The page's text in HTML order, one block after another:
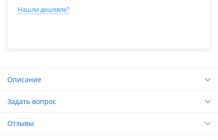
Нашли дешевле?
Описание
Задать вопрос
Отзывы